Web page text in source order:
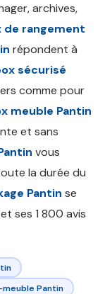
archives,
de rangement
répondent à
sécurisé
comme pour
meuble Pantin
et sans
vous
la durée du
Pantin se
ses 1 800 avis
Pantin